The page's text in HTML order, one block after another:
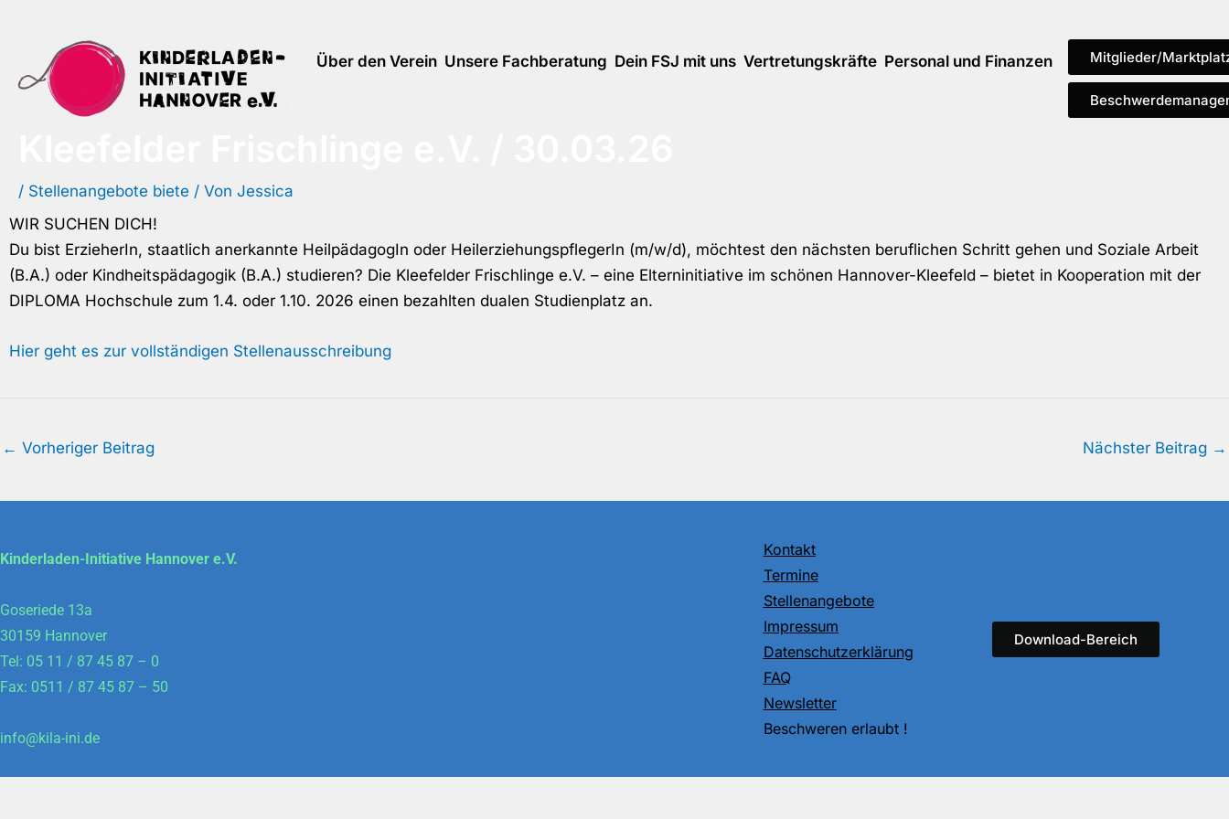
springen
Über den Verein Unsere Fachberatung Dein FSJ mit uns Vertretungskräfte Personal und Finanzen Mitglieder/
/ Stellenangebote biete / Von Jessica
WIR SUCHEN DICH!
Du bist ErzieherIn, staatlich anerkannte HeilpädagogIn oder HeilerziehungspflegerIn (m/w/d), möchtest den nächsten beruflichen Schritt gehen und Soziale Arbeit
(B.A.) oder Kindheitspädagogik (B.A.) studieren? Die Kleefelder Frischlinge e.V. – eine Elterninitiative im schönen Hannover-Kleefeld – bietet in Kooperation mit der
DIPLOMA Hochschule zum 1.4. oder 1.10. 2026 einen bezahlten dualen Studienplatz an.
Hier geht es zur vollständigen Stellenausschreibung
← Vorheriger Beitrag Nächster Beitrag →
Kinderladen-Initiative Hannover e.V.
Goseriede 13a
30159 Hannover
Tel: 05 11 / 87 45 87 – 0
Fax: 0511 / 87 45 87 – 50
info@kila-ini.de
Kontakt
Termine
Stellenangebote
Impressum
Datenschutzerklärung
FAQ
Newsletter
Beschweren erlaubt !
Download-Bereich